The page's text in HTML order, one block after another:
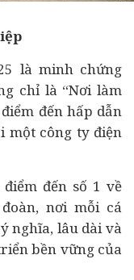
là minh chứng
chỉ là “Nơi làm
đến hấp dẫn
một công ty điện
đến số 1 về
nơi mỗi cá
nghĩa, lâu dài và
bền vững của